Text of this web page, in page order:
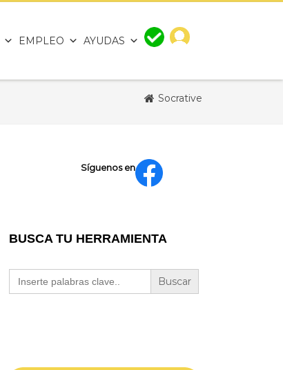
EMPLEO AYUDAS
Socrative
Síguenos en
BUSCA TU HERRAMIENTA
Buscar: